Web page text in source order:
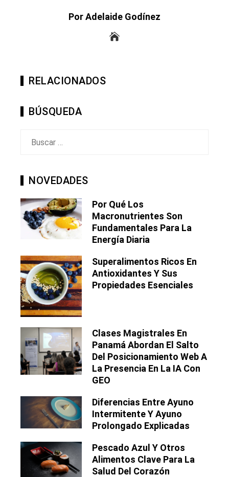
Por Adelaide Godínez
RELACIONADOS
BÚSQUEDA
NOVEDADES
Por Qué Los
Macronutrientes Son
Fundamentales Para La
Energía Diaria
Superalimentos Ricos En
Antioxidantes Y Sus
Propiedades Esenciales
Clases Magistrales En
Panamá Abordan El Salto
Del Posicionamiento Web A
La Presencia En La IA Con
GEO
Diferencias Entre Ayuno
Intermitente Y Ayuno
Prolongado Explicadas
Pescado Azul Y Otros
Alimentos Clave Para La
Salud Del Corazón